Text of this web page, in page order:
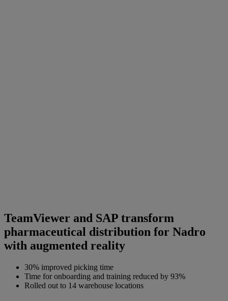
TeamViewer and SAP transform
pharmaceutical distribution for Nadro
with augmented reality
30% improved picking time
Time for onboarding and training reduced by 93%
Rolled out to 14 warehouse locations